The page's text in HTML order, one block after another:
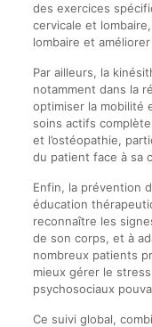
des exercices
cervicale et
lombaire et
Par ailleurs, la
notamment dans la
optimiser la mobilité
soins actifs
et l’ostéopathie,
du patient face à sa
Enfin, la prévention
éducation
reconnaître les
de son corps, et à
nombreux patients
mieux gérer le
psychosociaux
Ce suivi global,